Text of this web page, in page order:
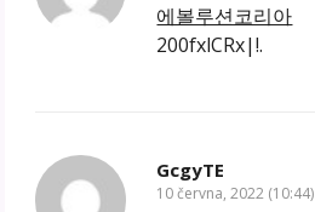
에볼루션코리아
200fxlCRx|!.
GcgyTE
10 června, 2022 (10:44)